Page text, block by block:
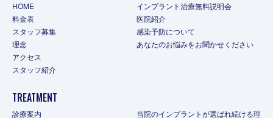
HOME
料金表
スタッフ募集
理念
アクセス
スタッフ紹介
インプラント治療無料説明会
医院紹介
感染予防について
あなたのお悩みをお聞かせください
TREATMENT
診療案内
当院のインプラントが選ばれ続ける理